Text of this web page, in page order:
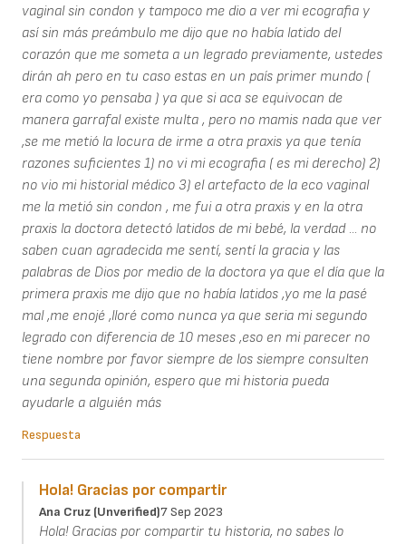
vaginal sin condon y tampoco me dio a ver mi ecografia y
así sin más preámbulo me dijo que no había latido del
corazón que me someta a un legrado previamente, ustedes
dirán ah pero en tu caso estas en un país primer mundo (
era como yo pensaba ) ya que si aca se equivocan de
manera garrafal existe multa , pero no mamis nada que ver
,se me metió la locura de irme a otra praxis ya que tenía
razones suficientes 1) no vi mi ecografia ( es mi derecho) 2)
no vio mi historial médico 3) el artefacto de la eco vaginal
me la metió sin condon , me fui a otra praxis y en la otra
praxis la doctora detectó latidos de mi bebé, la verdad ... no
saben cuan agradecida me sentí, sentí la gracia y las
palabras de Dios por medio de la doctora ya que el día que la
primera praxis me dijo que no había latidos ,yo me la pasé
mal ,me enojé ,lloré como nunca ya que seria mi segundo
legrado con diferencia de 10 meses ,eso en mi parecer no
tiene nombre por favor siempre de los siempre consulten
una segunda opinión, espero que mi historia pueda
ayudarle a alguién más
Respuesta
Hola! Gracias por compartir
Ana Cruz (unverified)7 Sep 2023
Hola! Gracias por compartir tu historia, no sabes lo